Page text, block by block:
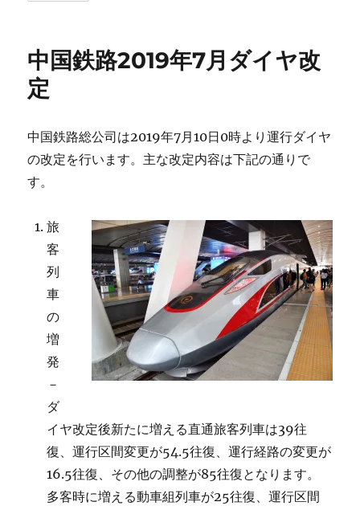
中国鉄路2019年7月ダイヤ改
定
中国鉄路総公司は2019年7月10日0時より運行ダイヤ
の改定を行います。主な改定内容は下記の通りで
す。
旅
客
列
車
の
増
発
－
ダ
イヤ改定後新たに増える直通旅客列車は39往
復、運行区間変更が54.5往復、運行経路の変更が
16.5往復、その他の調整が85往復となります。
多客時に増える動車組列車が25往復、運行区間